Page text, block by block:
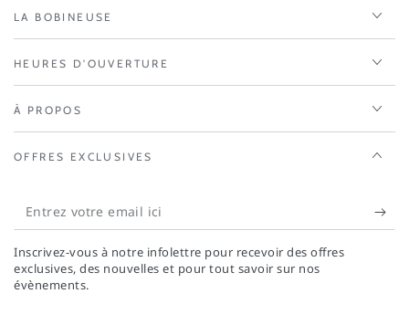
LA BOBINEUSE
HEURES D'OUVERTURE
À PROPOS
OFFRES EXCLUSIVES
Entrez
votre
email
ici
Inscrivez-vous à notre infolettre pour recevoir des offres
exclusives, des nouvelles et pour tout savoir sur nos
évènements.